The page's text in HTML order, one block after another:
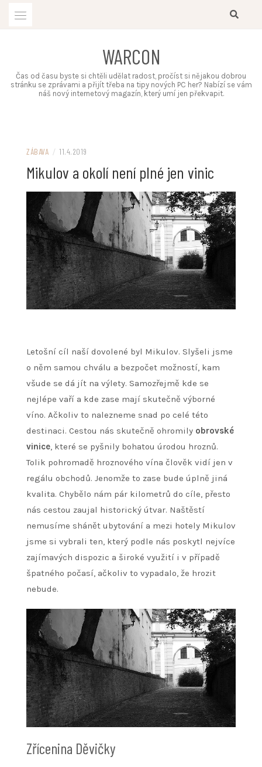
WARCON
Čas od času byste si chtěli udělat radost, pročíst si nějakou dobrou
stránku se zprávami a přijít třeba na tipy nových PC her? Nabízí se vám
náš nový internetový magazín, který umí jen překvapit.
ZÁBAVA / 11.4.2019
Mikulov a okolí není plné jen vinic
Letošní cíl naší dovolené byl Mikulov. Slyšeli jsme
o něm samou chválu a bezpočet možností, kam
všude se dá jít na výlety. Samozřejmě kde se
nejlépe vaří a kde zase mají skutečně výborné
víno. Ačkoliv to nalezneme snad po celé této
destinaci. Cestou nás skutečně ohromily obrovské
vinice, které se pyšnily bohatou úrodou hroznů.
Tolik pohromadě hroznového vína člověk vidí jen v
regálu obchodů. Jenomže to zase bude úplně jiná
kvalita. Chybělo nám pár kilometrů do cíle, přesto
nás cestou zaujal historický útvar. Naštěstí
nemusíme shánět ubytování a mezi hotely Mikulov
jsme si vybrali ten, který podle nás poskytl nejvíce
zajímavých dispozic a široké využití i v případě
špatného počasí, ačkoliv to vypadalo, že hrozit
nebude.
Zřícenina Děvičky